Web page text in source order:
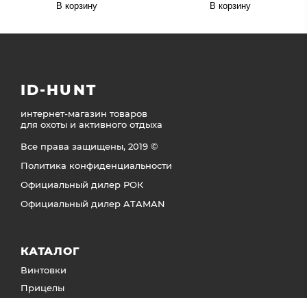
В корзину В корзину
ID-HUNT
интернет-магазин товаров
для охоты и активного отдыха
Все права защищены, 2019 ©
Политика конфиденциальности
Официальный дилер РОК
Официальный дилер ATAMAN
КАТАЛОГ
Винтовки
Прицелы